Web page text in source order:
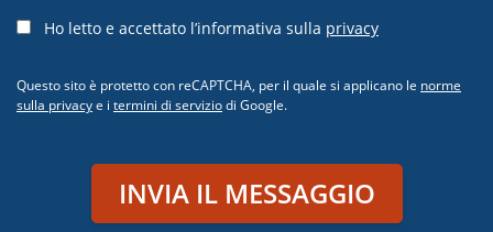
Ho letto e accettato l’informativa sulla privacy
Questo sito è protetto con reCAPTCHA, per il quale si applicano le norme
sulla privacye i termini di serviziodi Google.
INVIA IL MESSAGGIO